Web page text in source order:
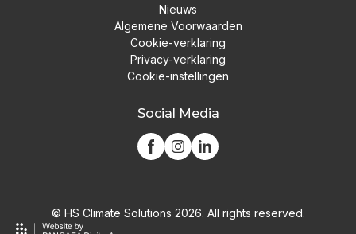
Nieuws
Algemene Voorwaarden
Cookie-verklaring
Privacy-verklaring
Cookie-instellingen
Social Media
© HS Climate Solutions 2026. All rights reserved.